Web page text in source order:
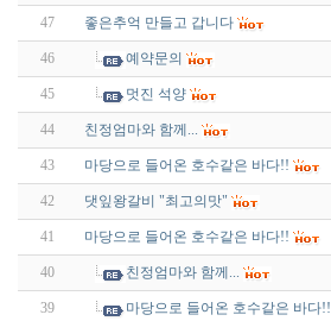
47 좋은추억 만들고 갑니다
46 예약문의
45 멋진 석양
44 친정엄마와 함께...
43 마당으로 들어온 호수같은 바다!!
42 댓잎왕갈비 "최고의맛"
41 마당으로 들어온 호수같은 바다!!
40 친정엄마와 함께...
39 마당으로 들어온 호수같은 바다!!